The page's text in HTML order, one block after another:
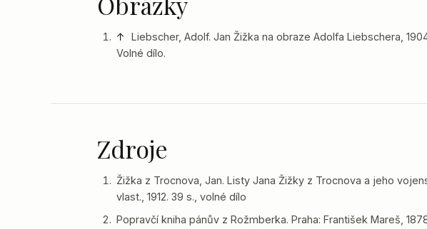
↑
Liebscher, Adolf. Jan Žižka na obraze Adolfa Liebschera,
Volné dílo.
Zdroje
Žižka z Trocnova, Jan. Listy Jana Žižky z Trocnova a jeho
vlast., 1912. 39 s., volné dílo
Popravčí kniha pánův z Rožmberka. Praha: František Mareš,